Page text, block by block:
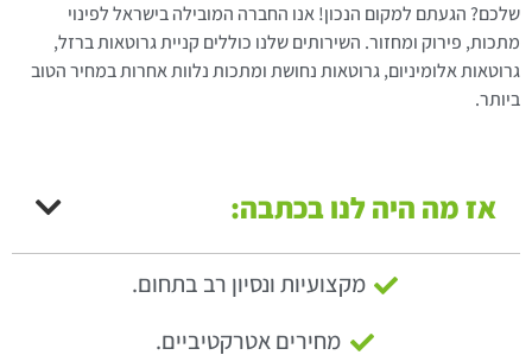
שלכם? הגעתם למקום הנכון! אנו החברה המובילה בישראל לפינוי
מתכות, פירוק ומחזור. השירותים שלנו כוללים קניית גרוטאות ברזל,
גרוטאות אלומיניום, גרוטאות נחושת ומתכות נלוות אחרות במחיר הטוב
ביותר.
אז מה היה לנו בכתבה:
מקצועיות ונסיון רב בתחום.
מחירים אטרקטיביים.